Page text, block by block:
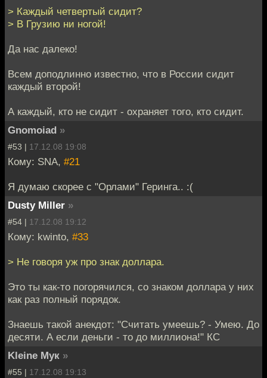
> Каждый четвертый сидит?
> В Грузию ни ногой!
Да нас далеко!
Всем доподлинно известно, что в России сидит
каждый второй!
А каждый, кто не сидит - охраняет того, кто сидит.
Gnomoiad »
#53 | 17.12.08 19:08
Кому: SNA, #21
Я думаю скорее с "Орлами" Геринга.. :(
Dusty Miller »
#54 | 17.12.08 19:12
Кому: kwinto, #33
> Не говоря уж про знак доллара.
Это ты как-то погорячился, со знаком доллара у них
как раз полный порядок.
Знаешь такой анекдот: "Считать умеешь? - Умею. До
десяти. А если деньги - то до миллиона!" КС
Kleine Мук »
#55 | 17.12.08 19:13